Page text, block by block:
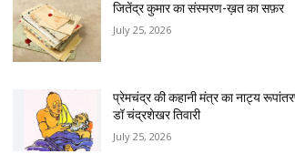
जितेंद्र कुमार का संस्मरण-ख़त का सफ़र
July 25, 2026
प्रेमचंद्र की कहानी मंत्र का नाट्य
डॉ चंद्रशेखर तिवारी
July 25, 2026